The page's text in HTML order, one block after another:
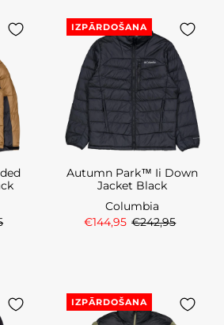
IZPĀRDOŠANA
Autumn Park™ Ii Down
Jacket Black
Columbia
€144,95 €242,95
IZPĀRDOŠANA